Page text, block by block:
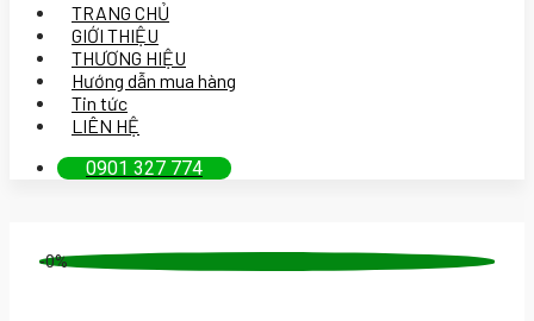
TRANG CHỦ
GIỚI THIỆU
THƯƠNG HIỆU
Hướng dẫn mua hàng
Tin tức
LIÊN HỆ
0901 327 774
-0%